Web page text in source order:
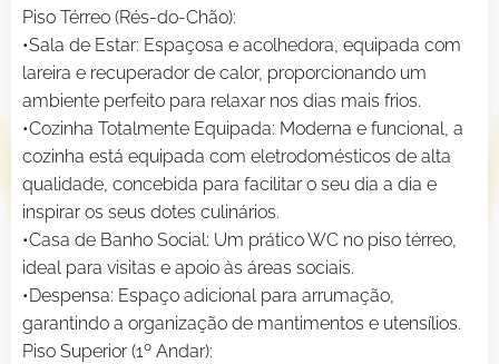
Piso Térreo (Rés-do-Chão):
•Sala de Estar: Espaçosa e acolhedora, equipada com
lareira e recuperador de calor, proporcionando um
ambiente perfeito para relaxar nos dias mais frios.
•Cozinha Totalmente Equipada: Moderna e funcional, a
cozinha está equipada com eletrodomésticos de alta
qualidade, concebida para facilitar o seu dia a dia e
inspirar os seus dotes culinários.
•Casa de Banho Social: Um prático WC no piso térreo,
ideal para visitas e apoio às áreas sociais.
•Despensa: Espaço adicional para arrumação,
garantindo a organização de mantimentos e utensílios.
Piso Superior (1º Andar):